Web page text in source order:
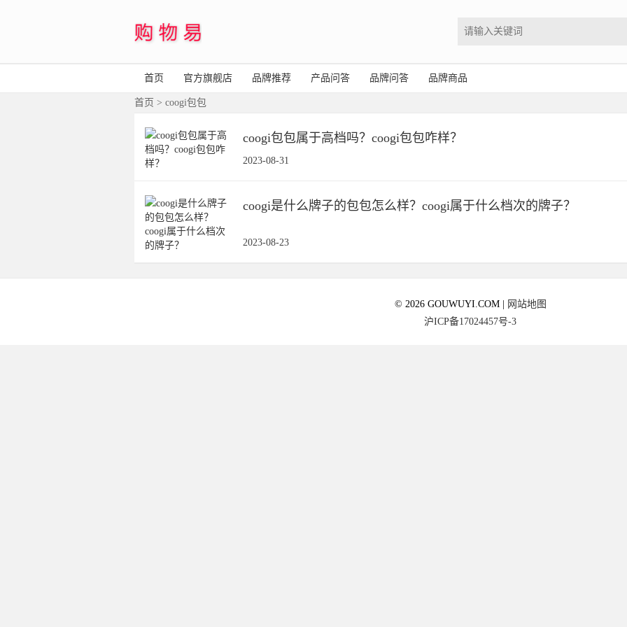
首页 官方旗舰店 品牌推荐 产品问答 品牌问答 品牌商品
首页 > coogi包包
coogi包包属于高档吗？coogi包包咋样？
2023-08-31
coogi是什么牌子的包包怎么样？coogi属于什么档次的牌子？
2023-08-23
© 2026 GOUWUYI.COM |
网站地图
沪ICP备17024457号-3